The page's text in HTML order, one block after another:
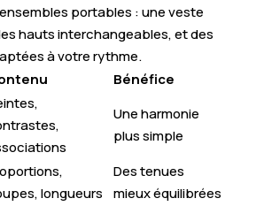
portables : une veste
hauts interchangeables, et des
à votre rythme.
Bénéfice
Une harmonie
plus simple
longueurs
Des tenues
mieux équilibrées